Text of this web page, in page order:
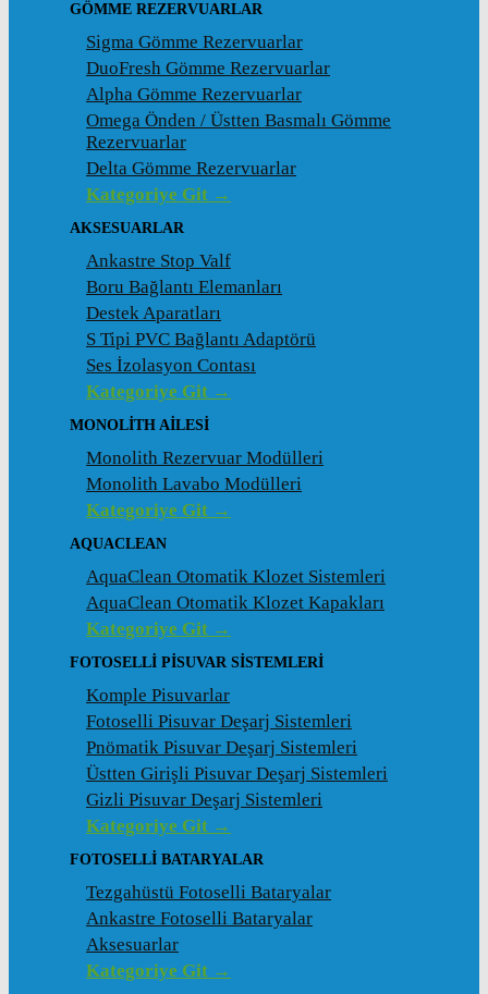
GÖMME REZERVUARLAR
Sigma Gömme Rezervuarlar
DuoFresh Gömme Rezervuarlar
Alpha Gömme Rezervuarlar
Omega Önden / Üstten Basmalı Gömme
Rezervuarlar
Delta Gömme Rezervuarlar
Kategoriye Git →
AKSESUARLAR
Ankastre Stop Valf
Boru Bağlantı Elemanları
Destek Aparatları
S Tipi PVC Bağlantı Adaptörü
Ses İzolasyon Contası
Kategoriye Git →
MONOLITH AILESI
Monolith Rezervuar Modülleri
Monolith Lavabo Modülleri
Kategoriye Git →
AQUACLEAN
AquaClean Otomatik Klozet Sistemleri
AquaClean Otomatik Klozet Kapakları
Kategoriye Git →
FOTOSELLI PISUVAR SISTEMLERI
Komple Pisuvarlar
Fotoselli Pisuvar Deşarj Sistemleri
Pnömatik Pisuvar Deşarj Sistemleri
Üstten Girişli Pisuvar Deşarj Sistemleri
Gizli Pisuvar Deşarj Sistemleri
Kategoriye Git →
FOTOSELLI BATARYALAR
Tezgahüstü Fotoselli Bataryalar
Ankastre Fotoselli Bataryalar
Aksesuarlar
Kategoriye Git →